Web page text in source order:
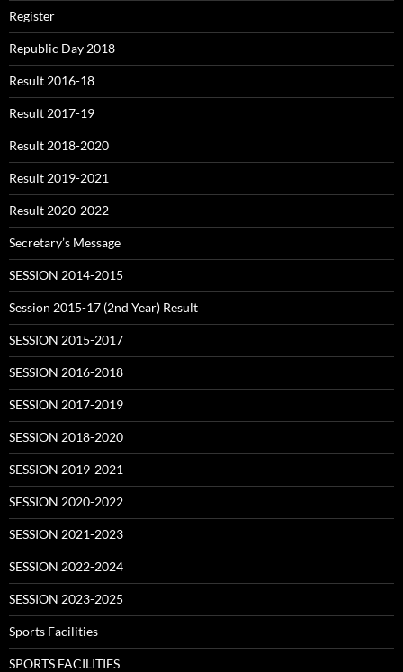
Register
Republic Day 2018
Result 2016-18
Result 2017-19
Result 2018-2020
Result 2019-2021
Result 2020-2022
Secretary’s Message
SESSION 2014-2015
Session 2015-17 (2nd Year) Result
SESSION 2015-2017
SESSION 2016-2018
SESSION 2017-2019
SESSION 2018-2020
SESSION 2019-2021
SESSION 2020-2022
SESSION 2021-2023
SESSION 2022-2024
SESSION 2023-2025
Sports Facilities
SPORTS FACILITIES